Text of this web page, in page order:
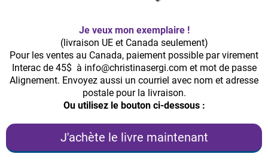
Je veux mon exemplaire !
(livraison UE et Canada seulement)
Pour les ventes au Canada, paiement possible par virement
Interac de 45$ à info@christinasergi.com et mot de passe
Alignement. Envoyez aussi un courriel avec nom et adresse
postale pour la livraison.
Ou utilisez le bouton ci-dessous :
J'achète le livre maintenant